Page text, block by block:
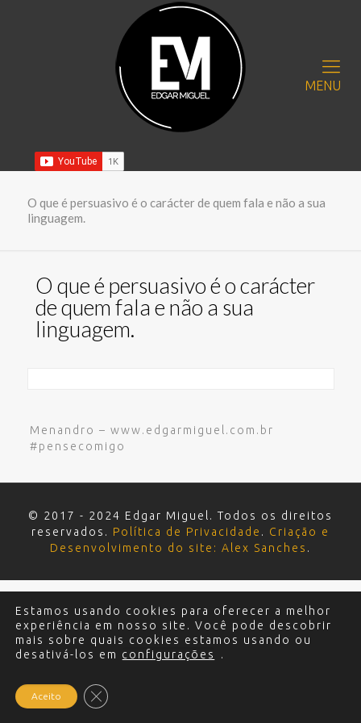
MENU
O que é persuasivo é o carácter de quem fala e não a sua
linguagem.
O que é persuasivo é o carácter
de quem fala e não a sua
linguagem.
Menandro – www.edgarmiguel.com.br
#pensecomigo
© 2017 - 2024 Edgar Miguel. Todos os direitos
reservados. Política de Privacidade . Criação e
Desenvolvimento do site: Alex Sanches .
Estamos usando cookies para oferecer a melhor
experiência em nosso site. Você pode descobrir
mais sobre quais cookies estamos usando ou
desativá-los em configurações .
Aceito Close GDPR Cookie Banner